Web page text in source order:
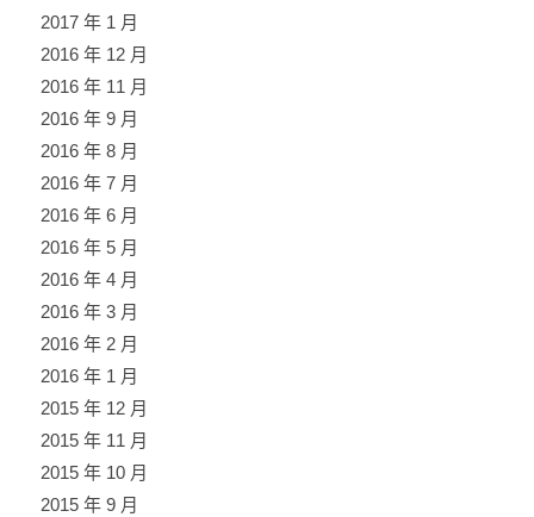
2017 年 1 月
2016 年 12 月
2016 年 11 月
2016 年 9 月
2016 年 8 月
2016 年 7 月
2016 年 6 月
2016 年 5 月
2016 年 4 月
2016 年 3 月
2016 年 2 月
2016 年 1 月
2015 年 12 月
2015 年 11 月
2015 年 10 月
2015 年 9 月